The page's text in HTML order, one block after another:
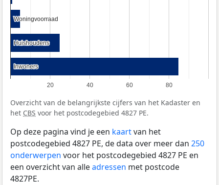
20 40 60 80
Woningvoorraad
Woningvoorraad
Huishoudens
Huishoudens
Inwoners
Inwoners
Overzicht van de belangrijkste cijfers van het Kadaster en
het CBS voor het postcodegebied 4827 PE.
Op deze pagina vind je een kaartvan het
postcodegebied 4827 PE, de data over meer dan 250
onderwerpen voor het postcodegebied 4827 PE en
een overzicht van alleadressen met postcode
4827PE.